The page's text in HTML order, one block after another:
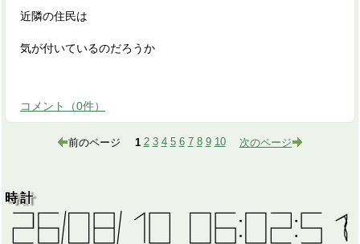
近隣の住民は
気が付いているのだろうか
コメント （0件）
前のページ 1 2 3 4 5 6 7 8 9 10 次のページ
時計